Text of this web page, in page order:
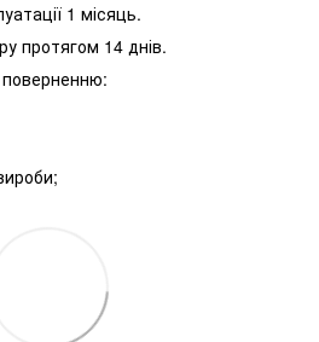
1 місяць.
протягом 14 днів.
поверненню: